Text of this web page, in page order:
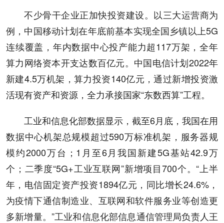
不少骨干企业正加快投资建设。以三大运营商为
例，中国移动计划在年底前基本实现全国乡镇以上5G
连续覆盖，年内数据中心投产能力超117万架，全年
算力网络资本开支达数百亿元。中国电信计划2022年
新建4.5万机架，算力投资140亿元，通过新增投资激
活现有资产和资源，全力承接国家“东数西算”工程。
工业和信息化部数据显示，截至6月底，我国在用
数据中心机架总规模超过590万标准机架，服务器规
模约2000万台；1月至6月我国新建5G基站42.9万
个；二季度“5G+工业互联网”新增项目700个。“上半
年，电信固定资产投资1894亿元，同比增长24.6%，
为疫情下通信制造业、互联网和软件服务业等创造更
多新增量。”工业和信息化部信息通信管理局负责人王